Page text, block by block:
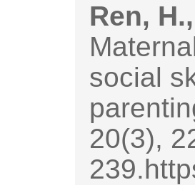
Ren, H.,
social
20(3),